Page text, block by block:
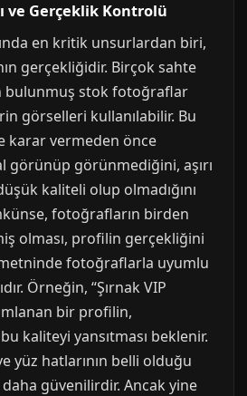
ve Gerçeklik Kontrolü
en kritik unsurlardan biri,
gerçekliğidir. Birçok sahte
bulunmuş stok fotoğraflar
görselleri kullanılabilir. Bu
karar vermeden önce
görünüp görünmediğini, aşırı
kaliteli olup olmadığını
fotoğrafların birden
olması, profilin gerçekliğini
metninde fotoğraflarla uyumlu
Örneğin, “Şırnak VIP
bir profilin,
kaliteyi yansıtması beklenir.
yüz hatlarının belli olduğu
güvenilirdir. Ancak yine